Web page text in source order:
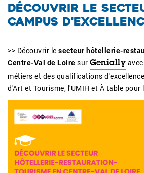
DÉCOUVRIR LE
CAMPUS
>> Découvrir le secteur hôtellerie-
Centre-Val de Loire sur Genially
métiers et des qualifications
d'Art et Tourisme, l'UMIH et À table pour